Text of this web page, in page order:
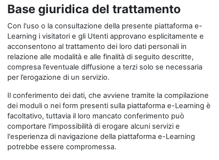
Base giuridica del trattamento
Con l'uso o la consultazione della presente piattaforma e-
Learning i visitatori e gli Utenti approvano esplicitamente e
acconsentono al trattamento dei loro dati personali in
relazione alle modalità e alle finalità di seguito descritte,
compresa l’eventuale diffusione a terzi solo se necessaria
per l’erogazione di un servizio.
Il conferimento dei dati, che avviene tramite la compilazione
dei moduli o nei form presenti sulla piattaforma e-Learning è
facoltativo, tuttavia il loro mancato conferimento può
comportare l'impossibilità di erogare alcuni servizi e
l'esperienza di navigazione della piattaforma e-Learning
potrebbe essere compromessa.